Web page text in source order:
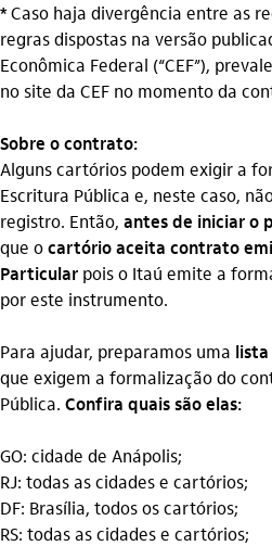
*Caso haja divergência entre as
regras dispostas na versão
Econômica Federal (“CEF”),
no site da CEF no momento da
Sobre o contrato:
Alguns cartórios podem exigir a
Escritura Pública e, neste caso,
registro. Então, antes de iniciar o
que ocartório aceita contrato
Particular pois o Itaú emite a
por este instrumento.
Para ajudar, preparamos uma
que exigem a formalização do
Pública. Confira quais são elas:
GO: cidade de Anápolis;
RJ: todas as cidades e cartórios;
DF: Brasília, todos os cartórios;
RS: todas as cidades e cartórios;